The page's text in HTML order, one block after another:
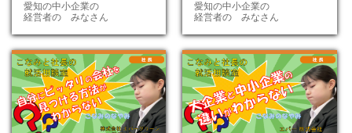
愛知の中小企業の
経営者の みなさん
愛知の中小企業の
経営者の みなさん